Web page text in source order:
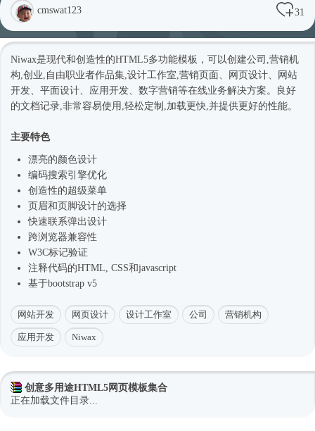
cmswat123 31
Niwax是现代和创造性的HTML5多功能模板，可以创建公司,营销机
构,创业,自由职业者作品集,设计工作室,营销页面、网页设计、网站
开发、平面设计、应用开发、数字营销等在线业务解决方案。良好
的文档记录,非常容易使用,轻松定制,加载更快,并提供更好的性能。
主要特色
漂亮的颜色设计
编码搜索引擎优化
创造性的超级菜单
页眉和页脚设计的选择
快速联系弹出设计
跨浏览器兼容性
W3C标记验证
注释代码的HTML, CSS和javascript
基于bootstrap v5
网站开发 网页设计 设计工作室 公司 营销机构
应用开发 Niwax
创意多用途HTML5网页模板集合
正在加载文件目录...